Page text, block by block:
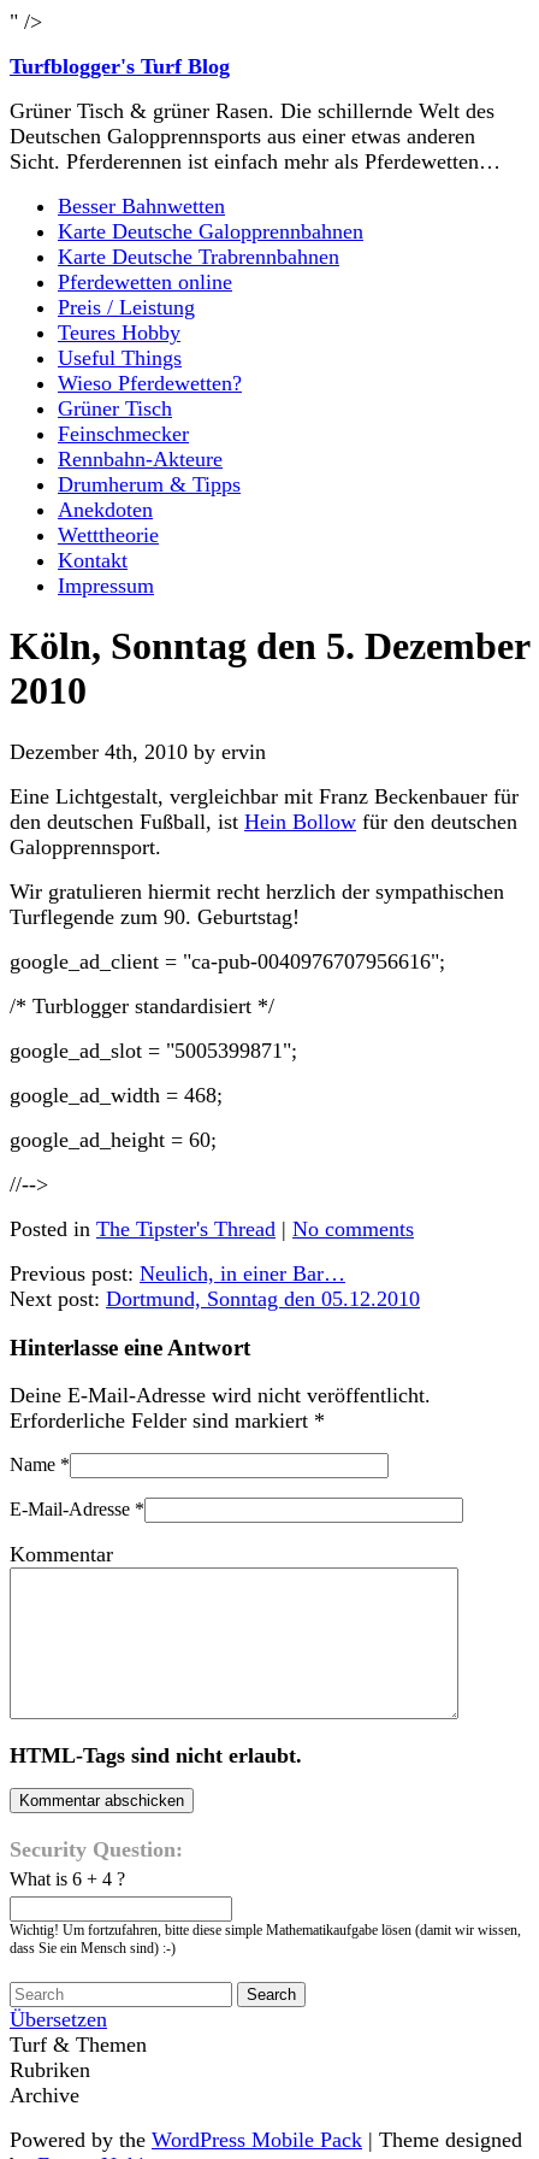
" />
Turfblogger's Turf Blog
Grüner Tisch & grüner Rasen. Die schillernde Welt des
Deutschen Galopprennsports aus einer etwas anderen
Sicht. Pferderennen ist einfach mehr als Pferdewetten…
Besser Bahnwetten
Karte Deutsche Galopprennbahnen
Karte Deutsche Trabrennbahnen
Pferdewetten online
Preis / Leistung
Teures Hobby
Useful Things
Wieso Pferdewetten?
Grüner Tisch
Feinschmecker
Rennbahn-Akteure
Drumherum & Tipps
Anekdoten
Wetttheorie
Kontakt
Impressum
Köln, Sonntag den 5. Dezember
2010
Dezember 4th, 2010 by ervin
Eine Lichtgestalt, vergleichbar mit Franz Beckenbauer für
den deutschen Fußball, ist Hein Bollow für den deutschen
Galopprennsport.
Wir gratulieren hiermit recht herzlich der sympathischen
Turflegende zum 90. Geburtstag!
google_ad_client = "ca-pub-0040976707956616";
/* Turblogger standardisiert */
google_ad_slot = "5005399871";
google_ad_width = 468;
google_ad_height = 60;
//-->
Posted in The Tipster's Thread | No comments
Previous post: Neulich, in einer Bar…
Next post: Dortmund, Sonntag den 05.12.2010
Hinterlasse eine Antwort
Deine E-Mail-Adresse wird nicht veröffentlicht.
Erforderliche Felder sind markiert *
Name *
E-Mail-Adresse *
Kommentar
HTML-Tags sind nicht erlaubt.
Security Question:
What is 6 + 4 ?
Wichtig! Um fortzufahren, bitte diese simple Mathematikaufgabe lösen (damit wir wissen,
dass Sie ein Mensch sind) :-)
Übersetzen
Turf & Themen
Rubriken
Archive
Powered by the WordPress Mobile Pack | Theme designed